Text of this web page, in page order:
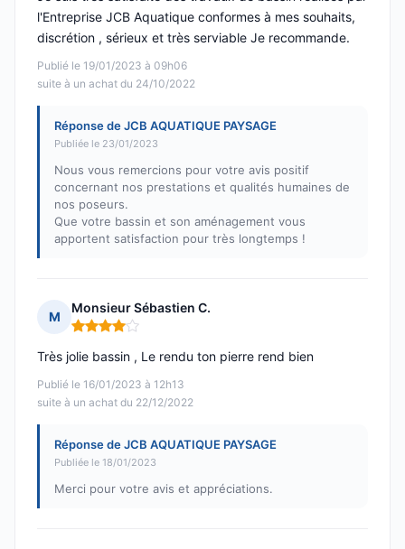
Publié le 19/01/2023 à 09h06
suite à un achat du 24/10/2022
l'Entreprise JCB Aquatique conformes à mes souhaits,
discrétion , sérieux et très serviable Je recommande.
Réponse de JCB AQUATIQUE PAYSAGE
Publiée le 23/01/2023
Nous vous remercions pour votre avis positif
concernant nos prestations et qualités humaines de
nos poseurs.
Que votre bassin et son aménagement vous
apportent satisfaction pour très longtemps !
M
Monsieur Sébastien C.
Note : 4 sur 5
Publié le 16/01/2023 à 12h13
suite à un achat du 22/12/2022
Très jolie bassin , Le rendu ton pierre rend bien
Réponse de JCB AQUATIQUE PAYSAGE
Publiée le 18/01/2023
Merci pour votre avis et appréciations.